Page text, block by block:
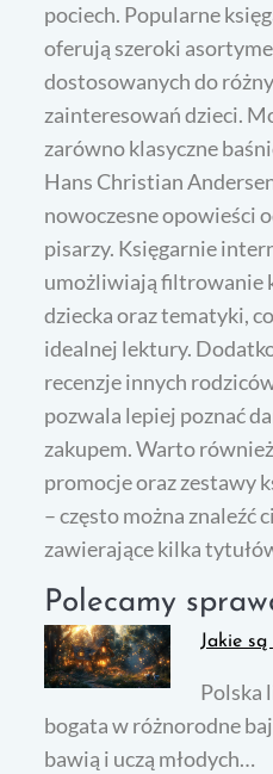
pociech. Popularne
oferują szeroki
dostosowanych do
zainteresowań dzieci.
zarówno klasyczne
Hans Christian
nowoczesne opowieści
pisarzy. Księgarnie
umożliwiają filtrowanie
dziecka oraz tematyki,
idealnej lektury.
recenzje innych
pozwala lepiej poznać
zakupem. Warto
promocje oraz zestawy
– często można znaleźć
zawierające kilka
Polecamy
Jakie
Polska
bogata w różnorodne
bawią i uczą młodych…